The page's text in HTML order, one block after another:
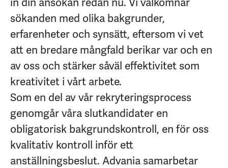
sökanden med olika bakgrunder,
erfarenheter och synsätt, eftersom vi vet
att en bredare mångfald berikar var och en
av oss och stärker såväl effektivitet som
kreativitet i vårt arbete.
Som en del av vår rekryteringsprocess
genomgår våra slutkandidater en
obligatorisk bakgrundskontroll, en för oss
kvalitativ kontroll inför ett
anställningsbeslut. Advania samarbetar